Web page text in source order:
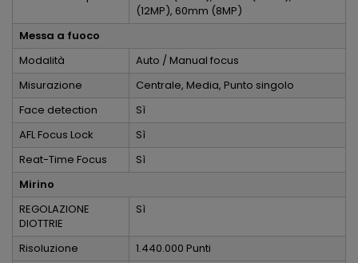
(12MP), 60mm (8MP)
Messa a fuoco
Modalità
Auto / Manual focus
Misurazione
Centrale, Media, Punto singolo
Face detection
Sì
AFL Focus Lock
Sì
Reat-Time Focus
Sì
Mirino
REGOLAZIONE
DIOTTRIE
Sì
Risoluzione
1.440.000 Punti